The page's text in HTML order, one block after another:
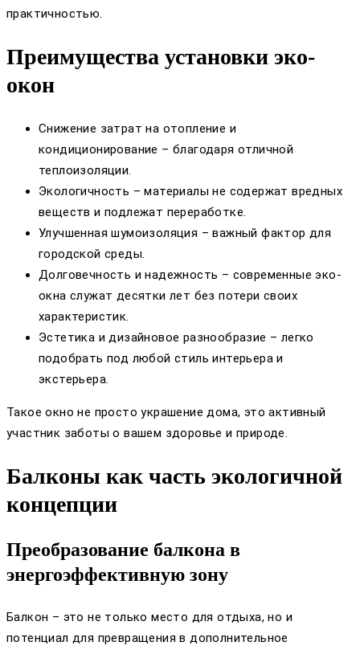
практичностью.
Преимущества установки эко-
окон
Снижение затрат на отопление и
кондиционирование – благодаря отличной
теплоизоляции.
Экологичность – материалы не содержат вредных
веществ и подлежат переработке.
Улучшенная шумоизоляция – важный фактор для
городской среды.
Долговечность и надежность – современные эко-
окна служат десятки лет без потери своих
характеристик.
Эстетика и дизайновое разнообразие – легко
подобрать под любой стиль интерьера и
экстерьера.
Такое окно не просто украшение дома, это активный
участник заботы о вашем здоровье и природе.
Балконы как часть экологичной
концепции
Преобразование балкона в
энергоэффективную зону
Балкон – это не только место для отдыха, но и
потенциал для превращения в дополнительное